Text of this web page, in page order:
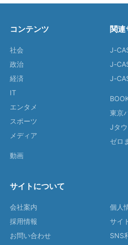
コンテンツ
社会
政治
経済
IT
エンタメ
スポーツ
メディア
動画
関連
J-
J-
J-
東京
Jタ
ゼロ
サイトについて
会社案内
採用情報
お問い合わせ
個人
サイ
SNS